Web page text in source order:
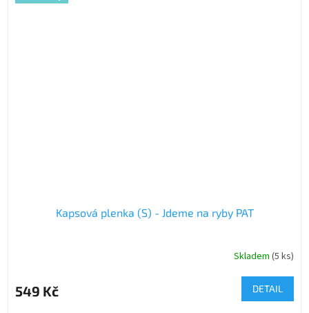
Kapsová plenka (S) - Jdeme na ryby PAT
Skladem (5 ks)
549 Kč DETAIL